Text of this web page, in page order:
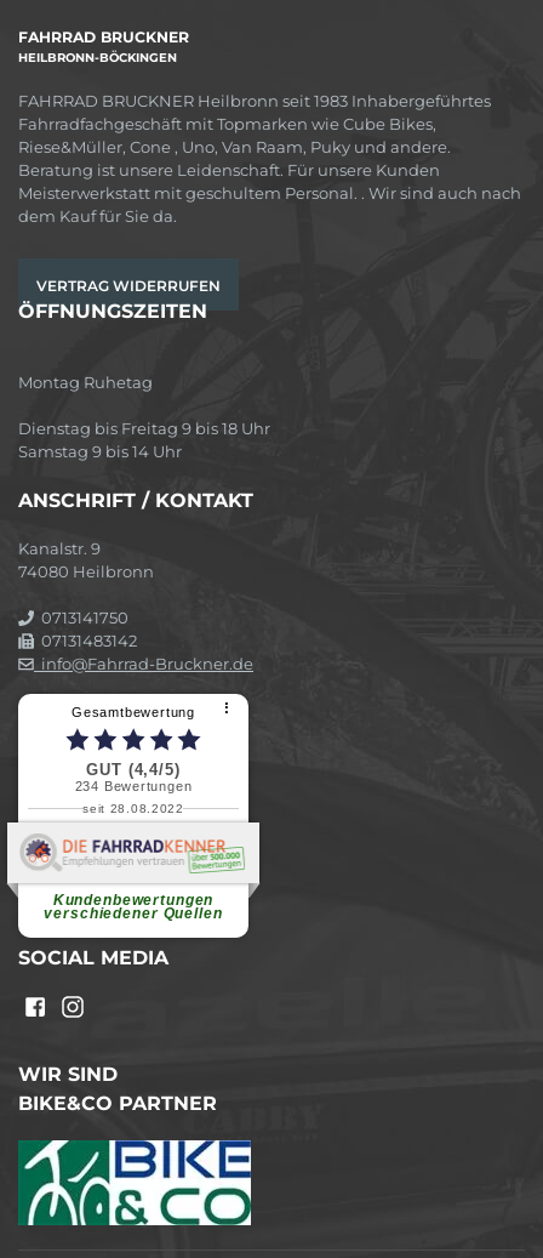
FAHRRAD BRUCKNER
HEILBRONN-BÖCKINGEN
FAHRRAD BRUCKNER Heilbronn seit 1983 Inhabergeführtes
Fahrradfachgeschäft mit Topmarken wie Cube Bikes,
Riese&Müller, Cone , Uno, Van Raam, Puky und andere.
Beratung ist unsere Leidenschaft. Für unsere Kunden
Meisterwerkstatt mit geschultem Personal. . Wir sind auch nach
dem Kauf für Sie da.
VERTRAG WIDERRUFEN
ÖFFNUNGSZEITEN
Montag Ruhetag
Dienstag bis Freitag 9 bis 18 Uhr
Samstag 9 bis 14 Uhr
ANSCHRIFT / KONTAKT
Kanalstr. 9
74080 Heilbronn
0713141750
07131483142
info@Fahrrad-Bruckner.de
Gesamtbewertung ⠇
GUT (4,4/5)
234 Bewertungen
seit 28.08.2022
Kundenbewertungen
verschiedener Quellen
Elvira B.
Superschnelle und freundliche
weiterlesen
SOCIAL MEDIA
WIR SIND
BIKE&CO PARTNER